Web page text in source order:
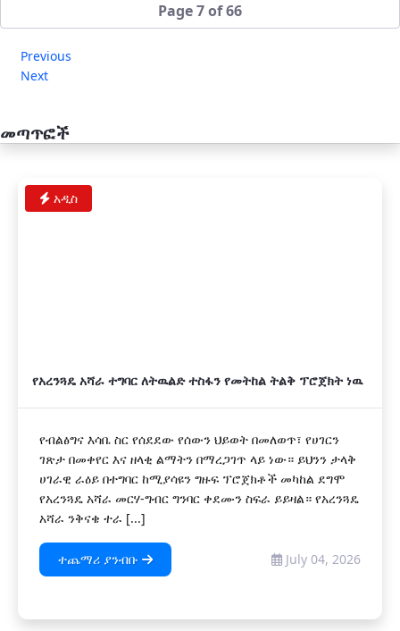
Page 7 of 66
Previous
Next
መጣጥፎች
አዲስ
የአረንጓዴ አሻራ ተግባር ለትዉልድ ተስፋን የመትከል ትልቅ ፕሮጀክት ነዉ
የብልፅግና እሳቤ ስር የሰደደው የሰውን ህይወት በመለወጥ፣ የሀገርን
ገጽታ በመቀየር እና ዘላቂ ልማትን በማረጋገጥ ላይ ነው። ይህንን ታላቅ
ሀገራዊ ራዕይ በተግባር ከሚያሳዩን ግዙፍ ፕሮጀክቶች መካከል ደግሞ
የአረንጓዴ አሻራ መርሃ-ግብር ግንባር ቀደሙን ስፍራ ይይዛል። የአረንጓዴ
አሻራ ንቅናቄ ተራ [...]
ተጨማሪ ያንብቡ July 04, 2026